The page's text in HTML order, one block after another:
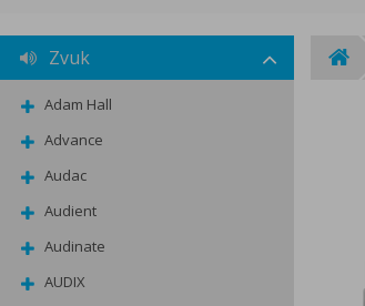
Zvuk
Adam Hall
Advance
Audac
Audient
Audinate
AUDIX